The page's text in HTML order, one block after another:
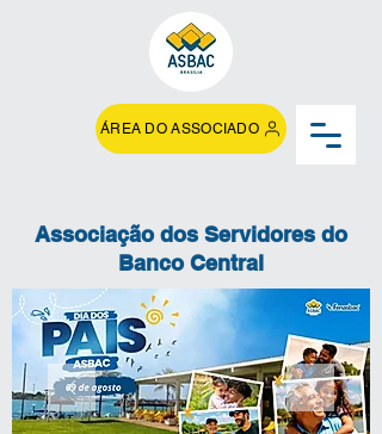
ÁREA DO ASSOCIADO
Associação dos Servidores do
Banco Central